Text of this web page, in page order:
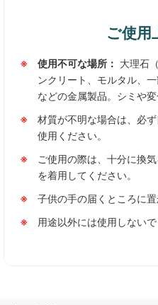
ご使用
使用不可な場所： 大理石
ンクリート、モルタル、
などの金属製品。シミや変
材質が不明な場合は、必
使用ください。
ご使用の際は、十分に換
を着用してください。
子供の手の届くところに置
用途以外には使用しないで